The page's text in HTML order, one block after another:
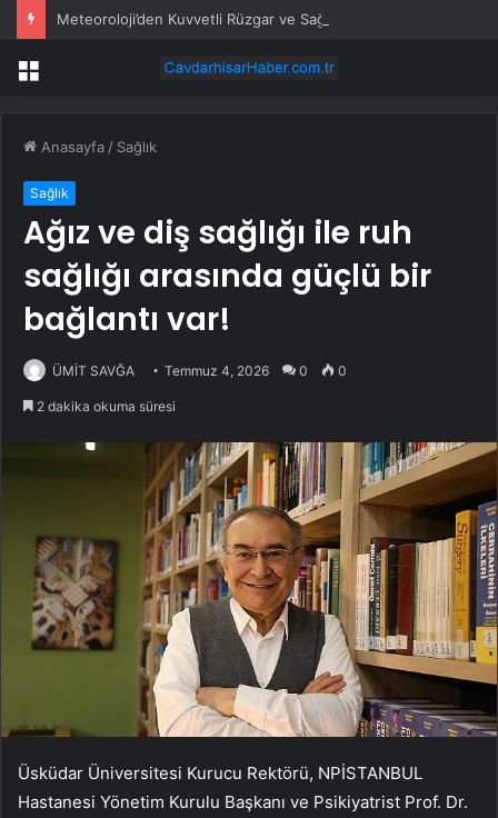
Meteoroloji’den Kuvvetli Rüzgar ve Sağanak Uyarısı
Menü
Anasayfa / Sağlık
Sağlık
Ağız ve diş sağlığı ile ruh
sağlığı arasında güçlü bir
bağlantı var!
ÜMİT SAVĞA Temmuz 4, 2026 0 0
2 dakika okuma süresi
Üsküdar Üniversitesi Kurucu Rektörü, NPİSTANBUL
Hastanesi Yönetim Kurulu Başkanı ve Psikiyatrist Prof. Dr.